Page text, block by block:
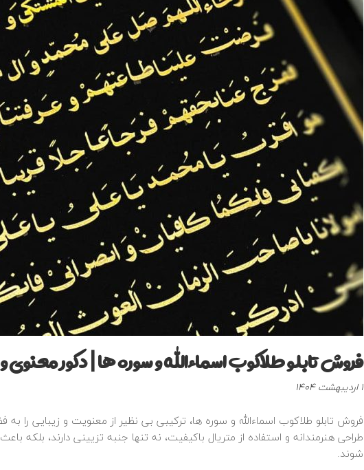
فروش تابلو طلاکوب اسماءالله و سوره‌ ها | دکور
نوشته
در
:
1 اردیبهشت 1404
فروش تابلو طلاکوب اسماءالله و سوره‌ ها، ترکیبی بی‌ نظیر از معنویت و زیبایی را
طراحی هنرمندانه و استفاده از متریال باکیفیت، نه تنها جنبه تزیینی دارند،
شوند.
دستبند زیورآلات طلاکوب
دستبند طلاکوب فردوس
فیروزه ای
1,560,000 تومان
شعر
تابلو خندیدن تو –
33*33
فانتزی
تابلو طلاکوب شب و روز –
40*40
تابلو محصولات
تابلو طلاکوب
تولایکارمان(سفارشی)
زیورآلات طلاکوب
گردنبند طلاکوب
زندگی دلربا
2,150,000 تومان
زیورآلات طلاکوب
گردنبند بلند
تزئینی کد2220
2,150,000 تومان